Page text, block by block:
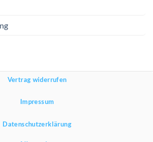
Vertrag widerrufen
Impressum
Datenschutzerklärung